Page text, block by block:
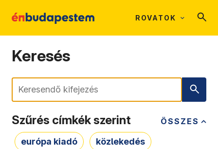
ROVATOK
Keresés
Keresés
ÖSSZES
Szűrés címkék szerint
európa kiadó közlekedés